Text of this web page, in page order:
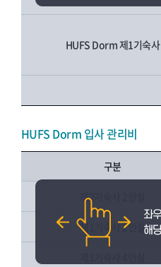
HUFS Dorm 제1기숙사
HUFS Dorm 입사 관리비
구분
제2기숙사 2인실
제1기숙사 2인실